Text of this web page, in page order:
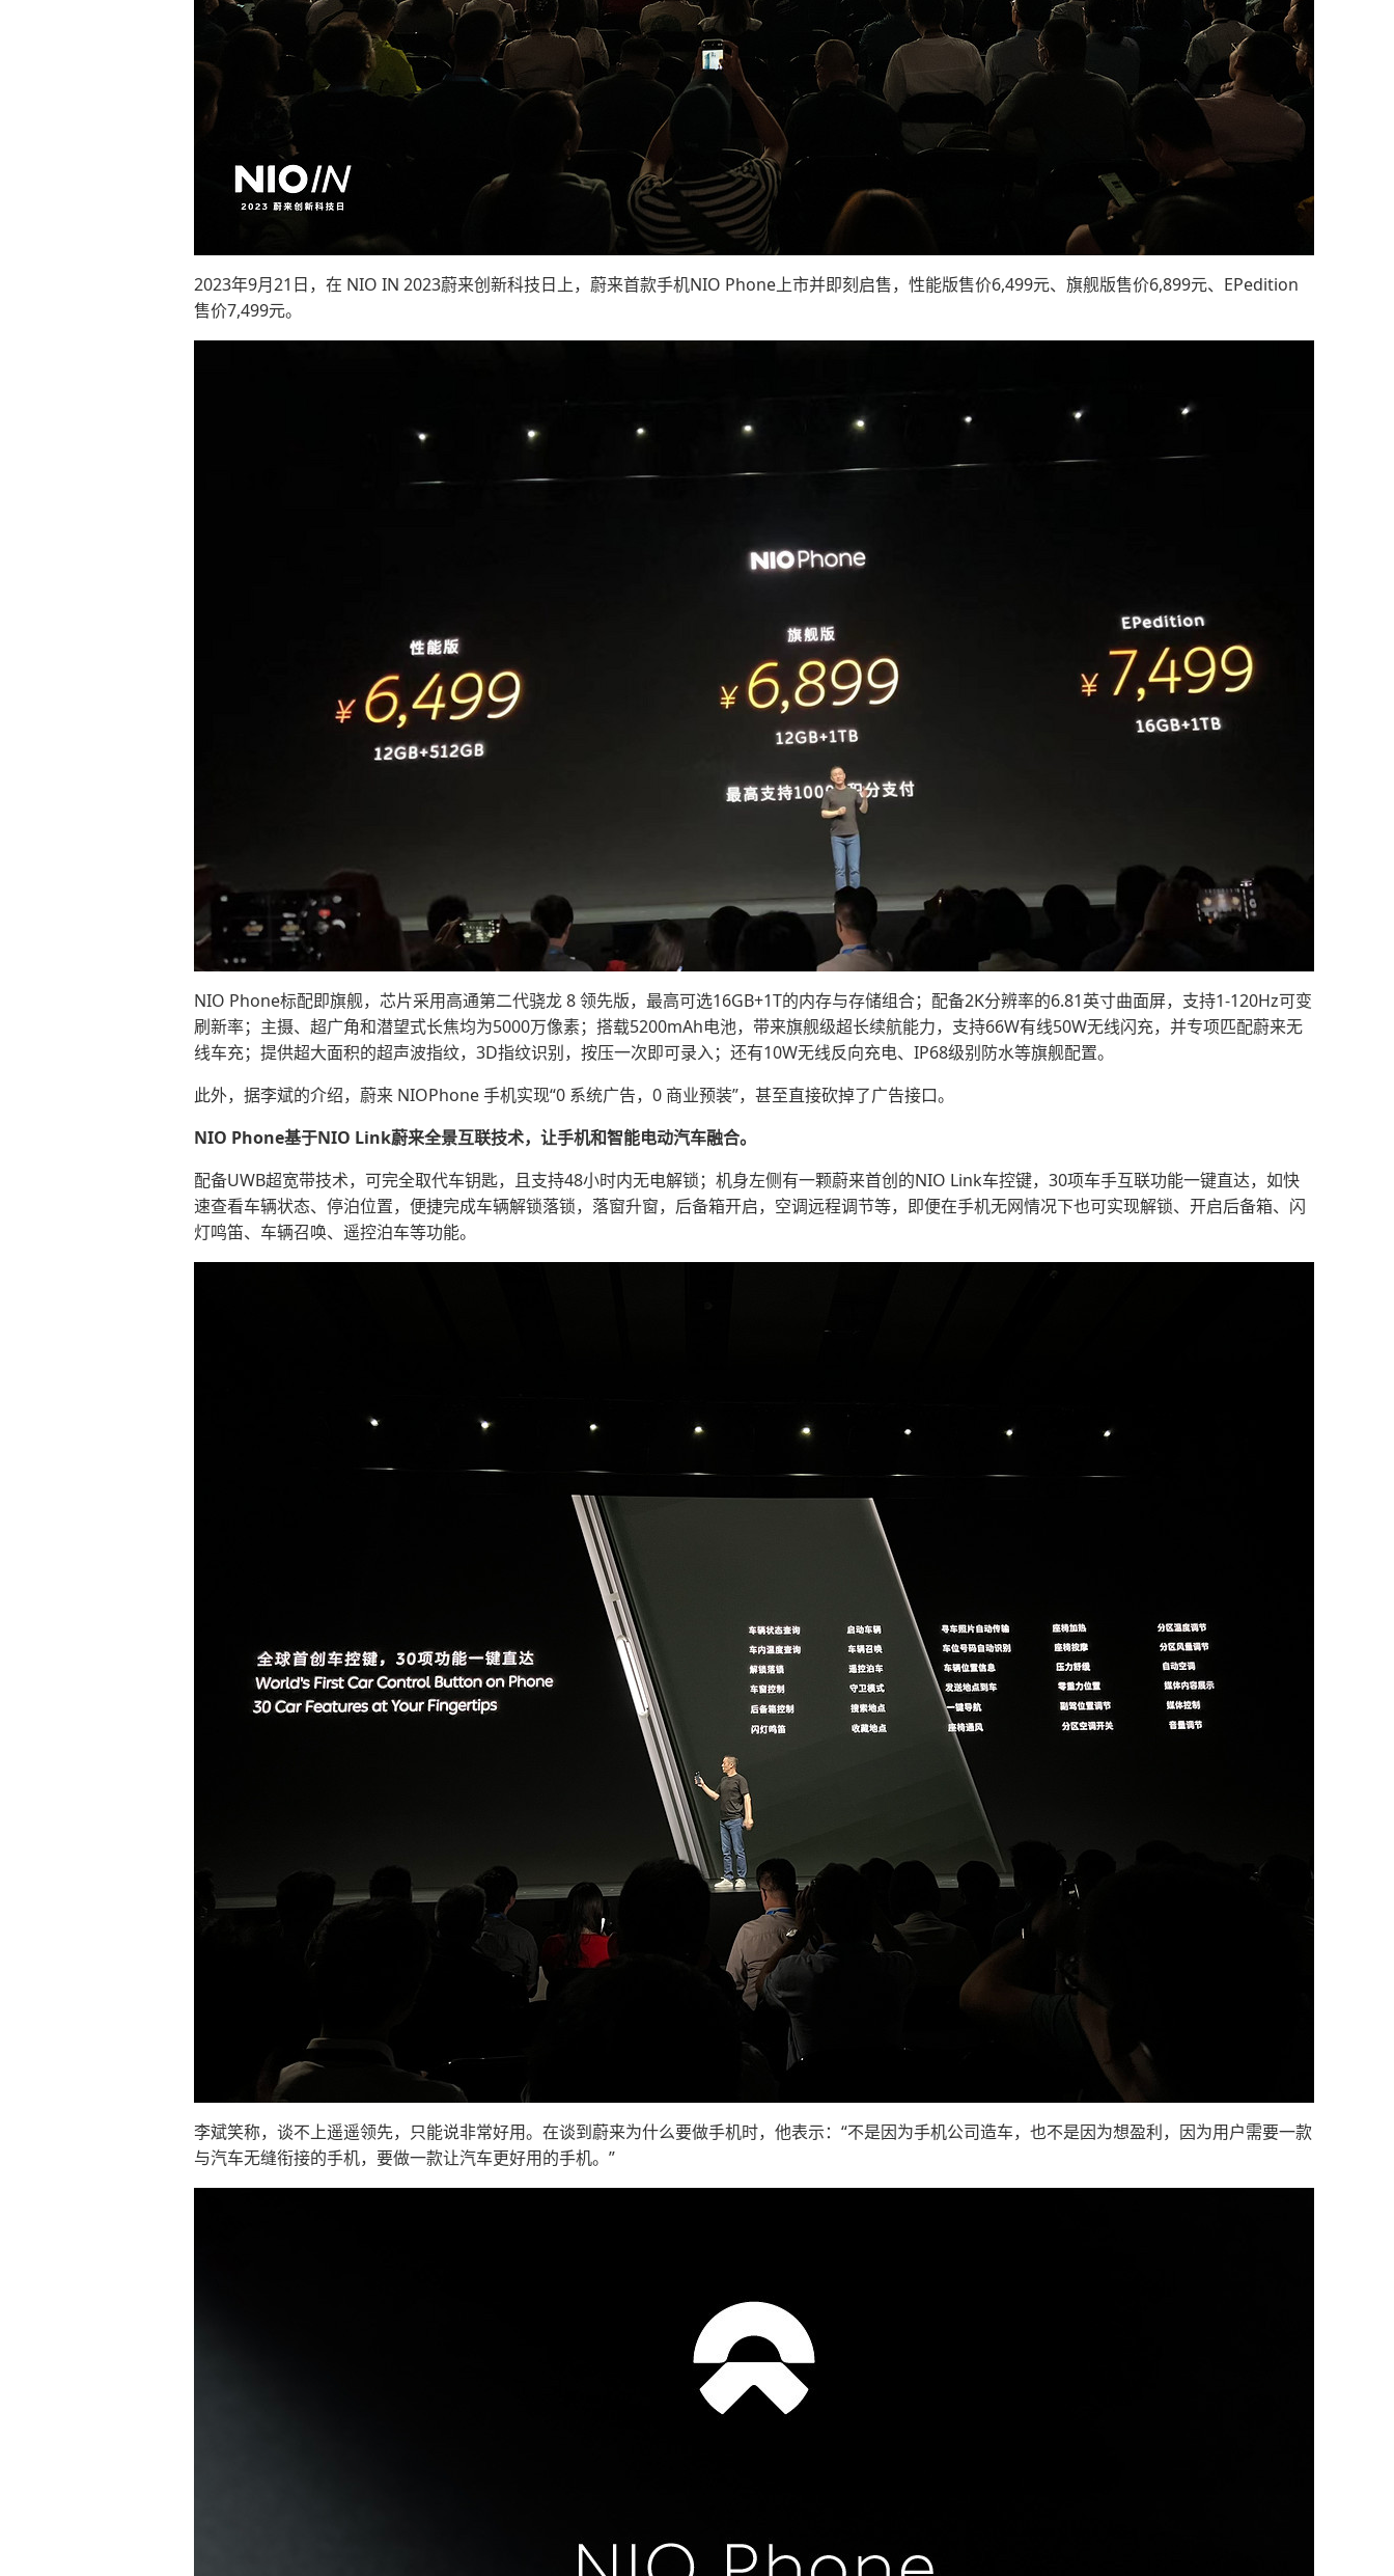
2023年9月21日，在 NIO IN 2023蔚来创新科技日上，蔚来首款手机NIO Phone上市并即刻启售，性能版售价6,499元、旗舰版售价6,899元、EPedition
售价7,499元。
NIO Phone标配即旗舰，芯片采用高通第二代骁龙 8 领先版，最高可选16GB+1T的内存与存储组合；配备2K分辨率的6.81英寸曲面屏，支持1-120Hz可变
刷新率；主摄、超广角和潜望式长焦均为5000万像素；搭载5200mAh电池，带来旗舰级超长续航能力，支持66W有线50W无线闪充，并专项匹配蔚来无
线车充；提供超大面积的超声波指纹，3D指纹识别，按压一次即可录入；还有10W无线反向充电、IP68级别防水等旗舰配置。
此外，据李斌的介绍，蔚来 NIOPhone 手机实现“0 系统广告，0 商业预装”，甚至直接砍掉了广告接口。
NIO Phone基于NIO Link蔚来全景互联技术，让手机和智能电动汽车融合。
配备UWB超宽带技术，可完全取代车钥匙，且支持48小时内无电解锁；机身左侧有一颗蔚来首创的NIO Link车控键，30项车手互联功能一键直达，如快
速查看车辆状态、停泊位置，便捷完成车辆解锁落锁，落窗升窗，后备箱开启，空调远程调节等，即便在手机无网情况下也可实现解锁、开启后备箱、闪
灯鸣笛、车辆召唤、遥控泊车等功能。
李斌笑称，谈不上遥遥领先，只能说非常好用。在谈到蔚来为什么要做手机时，他表示：“不是因为手机公司造车，也不是因为想盈利，因为用户需要一款
与汽车无缝衔接的手机，要做一款让汽车更好用的手机。”